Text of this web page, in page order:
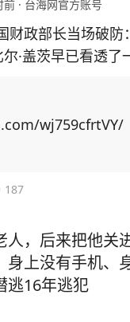
前 · 台海网官方账号
财政部长当场破
·盖茨早已看透
国留学生身上！ 美国以中国留学
一种奇怪的方式
全球90%，一纸
容，更让中国在全球
只有美国的1%，
wj759cfrtVY/
187
人，后来把他关
上没有手机、
逃16年逃犯